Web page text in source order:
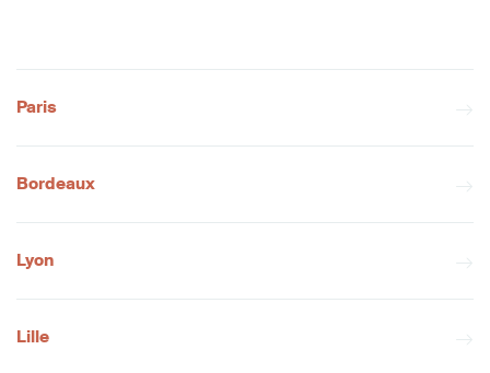
Paris
Bordeaux
Lyon
Lille